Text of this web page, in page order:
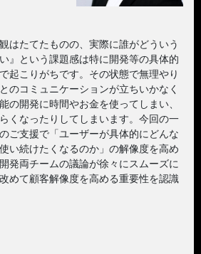
はたてたものの、実際に誰がどういう
』という課題感は特に開発等の具体的
起こりがちです。その状態で無理やり
のコミュニケーションが立ちいかなく
の開発に時間やお金を使ってしまい、
くなったりしてしまいます。今回の一
ご支援で「ユーザーが具体的にどんな
い続けたくなるのか」の解像度を高め
発両チームの議論が徐々にスムーズに
めて顧客解像度を高める重要性を認識